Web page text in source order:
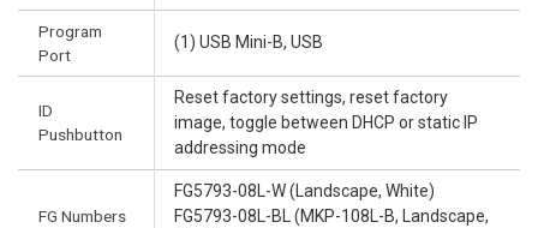
Program
Port
(1) USB Mini-B, USB
ID
Pushbutton
Reset factory settings, reset factory
image, toggle between DHCP or static IP
addressing mode
FG Numbers
FG5793-08L-W (Landscape, White)
FG5793-08L-BL (MKP-108L-B, Landscape,